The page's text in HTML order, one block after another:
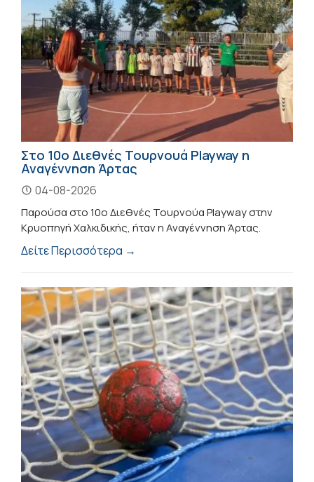
Στο 10ο Διεθνές Τουρνουά Playway η
Αναγέννηση Άρτας
04-08-2026
Παρούσα στο 10ο Διεθνές Τουρνούα Playway στην
Κρυοπηγή Χαλκιδικής, ήταν η Αναγέννηση Άρτας.
Δείτε Περισσότερα →